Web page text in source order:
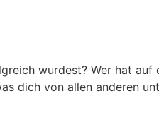
wurdest? Wer hat
dich von allen anderen